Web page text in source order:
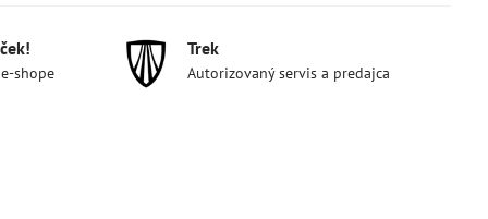
shope
Trek
Autorizovaný servis a predajca